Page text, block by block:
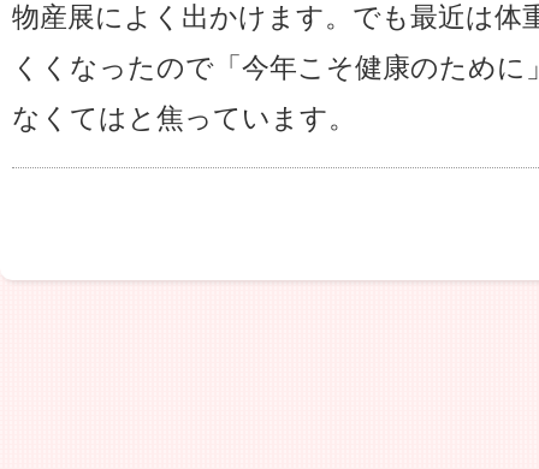
物産展によく出かけます。でも最近は体
くくなったので「今年こそ健康のために
なくてはと焦っています。